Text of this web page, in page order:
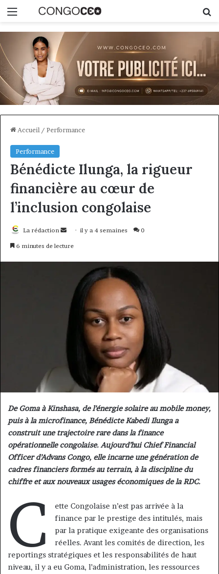
Menu
Accueil / Performance
Performance
Bénédicte Ilunga, la rigueur
financière au cœur de
l’inclusion congolaise
La rédaction
Envoyeril y a 4 semaines 0
6 minutes de lecture
De Goma à Kinshasa, de l’énergie solaire au mobile money,
puis à la microfinance, Bénédicte Kabedi Ilunga a
construit une trajectoire rare dans la finance
opérationnelle congolaise. Aujourd’hui Chief Financial
Officer d’Advans Congo, elle incarne une génération de
cadres financiers formés au terrain, à la discipline du
chiffre et aux nouveaux usages économiques de la RDC.
C
ette Congolaise n’est pas arrivée à la
finance par le prestige des intitulés, mais
par la pratique exigeante des organisations
réelles. Avant les comités de direction, les
reportings stratégiques et les responsabilités de haut
niveau, il y a eu Goma, l’administration, les ressources